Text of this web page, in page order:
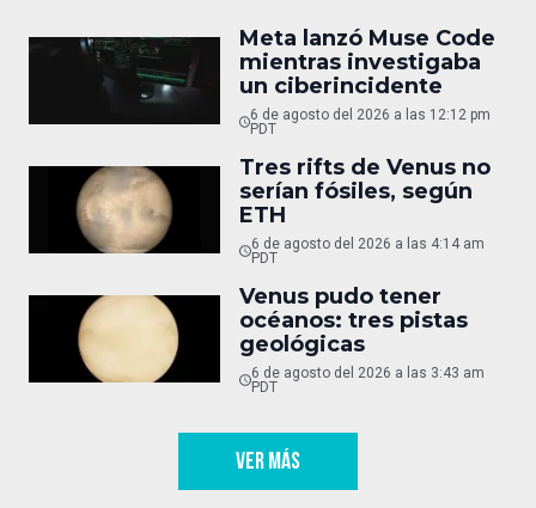
Meta lanzó Muse Code
mientras investigaba
un ciberincidente
6 de agosto del 2026 a las 12:12 pm
PDT
Tres rifts de Venus no
serían fósiles, según
ETH
6 de agosto del 2026 a las 4:14 am
PDT
Venus pudo tener
océanos: tres pistas
geológicas
6 de agosto del 2026 a las 3:43 am
PDT
VER MÁS